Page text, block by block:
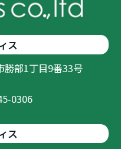
ス
勝部1丁目9番33号
0306
ス